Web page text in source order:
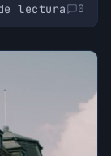
lectura 0